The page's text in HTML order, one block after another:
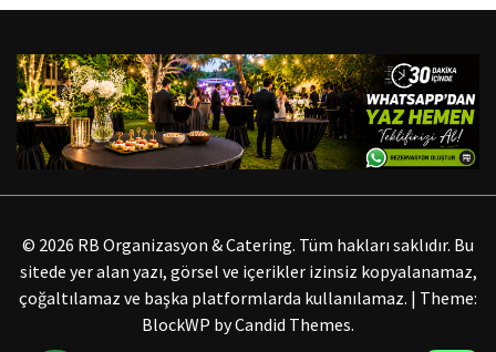
© 2026 RB Organizasyon & Catering. Tüm hakları saklıdır. Bu
sitede yer alan yazı, görsel ve içerikler izinsiz kopyalanamaz,
çoğaltılamaz ve başka platformlarda kullanılamaz. | Theme:
BlockWP byCandid Themes.